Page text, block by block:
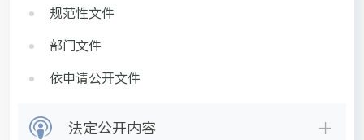
规范性文件
部门文件
依申请公开文件
法定公开内容